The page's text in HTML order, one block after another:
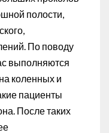
полости,
По поводу
выполняются
коленных и
пациенты
После таких